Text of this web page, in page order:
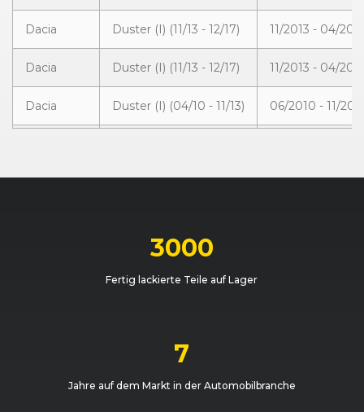
Dacia Duster (I) (11/13 - 12/17) 11/2013 - 04/2015
Dacia Duster (I) (11/13 - 12/17) 11/2013 - 04/2015
Dacia Duster (I) (04/10 - 11/13) 06/2010 - 11/
Dacia Duster (I) (04/10 - 11/13) 06/2010 - 09/
Duster (I) (04/10 - 11/13)
3000
Fertig lackierte Teile auf Lager
7
Jahre auf dem Markt in der Automobilbranche